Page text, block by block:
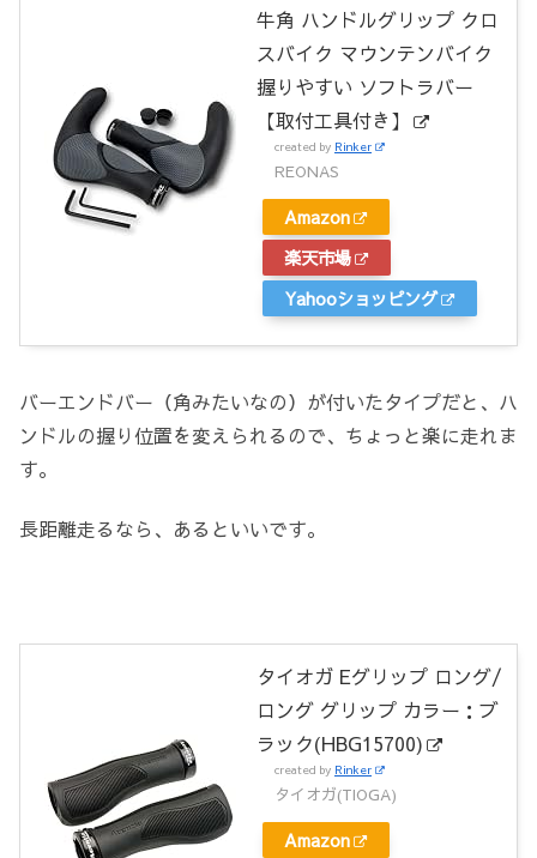
牛角 ハンドルグリップ クロ
スバイク マウンテンバイク
握りやすい ソフトラバー
【取付工具付き】
created by Rinker
REONAS
Amazon
楽天市場
Yahooショッピング
バーエンドバー（角みたいなの）が付いたタイプだと、ハ
ンドルの握り位置を変えられるので、ちょっと楽に走れま
す。
長距離走るなら、あるといいです。
タイオガ Eグリップ ロング/
ロング グリップ カラー：ブ
ラック(HBG15700)
created by Rinker
タイオガ(TIOGA)
Amazon